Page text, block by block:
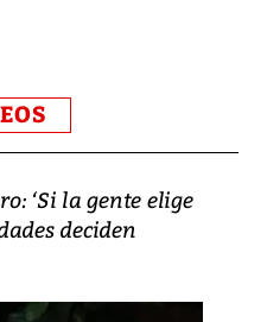
‘Si la gente elige
deciden